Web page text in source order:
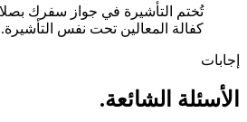
كفالة المعالين تحت نفس التأشيرة.
إجابات
الأسئلة الشائعة.